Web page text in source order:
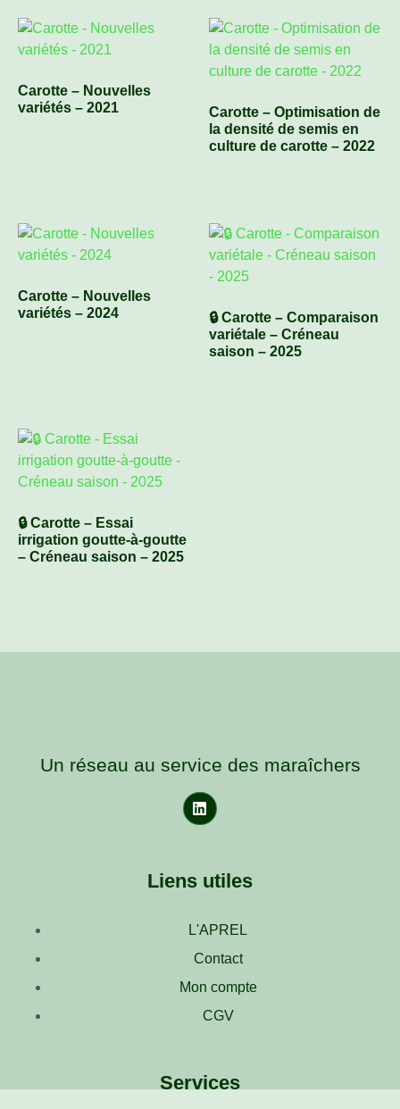
Carotte – Nouvelles
variétés – 2021
Carotte – Optimisation de
la densité de semis en
culture de carotte – 2022
Carotte – Nouvelles
variétés – 2024
🔒 Carotte – Comparaison
variétale – Créneau
saison – 2025
🔒 Carotte – Essai
irrigation goutte-à-goutte
– Créneau saison – 2025
Un réseau au service des maraîchers
Liens utiles
L'APREL
Contact
Mon compte
CGV
Services